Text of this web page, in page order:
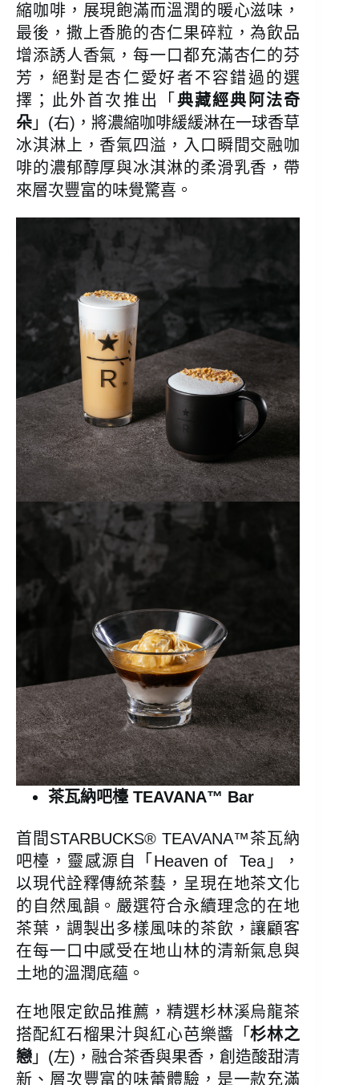
縮咖啡，展現飽滿而溫潤的暖心滋味，
最後，撒上香脆的杏仁果碎粒，為飲品
增添誘人香氣，每一口都充滿杏仁的芬
芳，絕對是杏仁愛好者不容錯過的選
擇；此外首次推出「 典藏經典阿法奇
朵 」(右)，將濃縮咖啡緩緩淋在一球香草
冰淇淋上，香氣四溢，入口瞬間交融咖
啡的濃郁醇厚與冰淇淋的柔滑乳香，帶
來層次豐富的味覺驚喜。
茶瓦納吧檯 TEAVANA™ Bar
首間STARBUCKS® TEAVANA™茶瓦納
吧檯，靈感源自「Heaven of Tea」，
以現代詮釋傳統茶藝，呈現在地茶文化
的自然風韻。嚴選符合永續理念的在地
茶葉，調製出多樣風味的茶飲，讓顧客
在每一口中感受在地山林的清新氣息與
土地的溫潤底蘊。
在地限定飲品推薦，精選杉林溪烏龍茶
搭配紅石榴果汁與紅心芭樂醬「杉林之
戀 」(左)，融合茶香與果香，創造酸甜清
新、層次豐富的味蕾體驗，是一款充滿